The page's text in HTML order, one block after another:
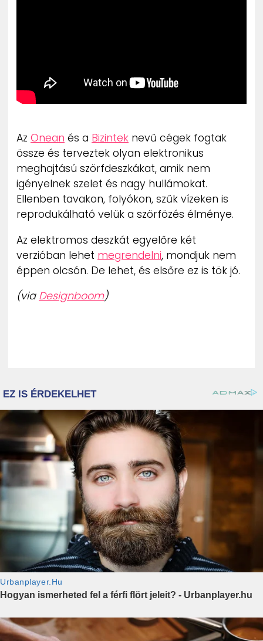
ADATKEZELÉSI TÁJÉKOZTATÓ
Az Onean és a Bizintek nevű cégek fogtak
össze és terveztek olyan elektronikus
meghajtású szörfdeszkákat, amik nem
igényelnek szelet és nagy hullámokat.
Ellenben tavakon, folyókon, szűk vízeken is
reprodukálható velük a szörfözés élménye.
Az elektromos deszkát egyelőre két
verzióban lehet megrendelni, mondjuk nem
éppen olcsón. De lehet, és elsőre ez is tök jó.
(via Designboom)